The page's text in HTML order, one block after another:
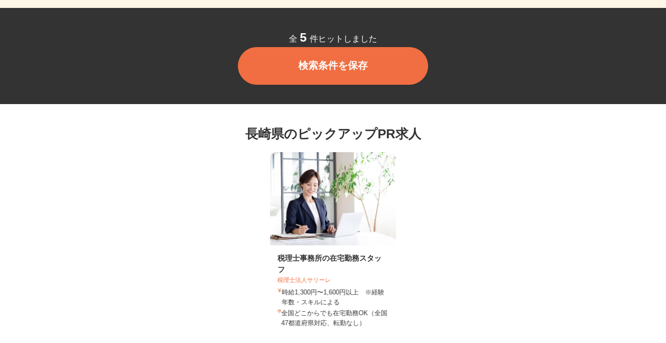
全5件ヒットしました
検索条件を保存
長崎県のピックアップPR求人
税理士事務所の在宅勤務スタッ
フ
税理士法人サリーレ
時給1,300円〜1,600円以上 ※経験
年数・スキルによる
全国どこからでも在宅勤務OK（全国